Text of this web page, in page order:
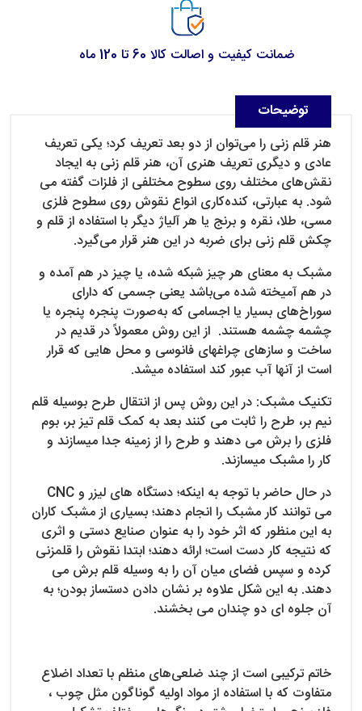
ضمانت کیفیت و اصالت کالا 60 تا 120 ماه
توضیحات
هنر قلم زنی را می‌توان از دو بعد تعریف کرد؛ یکی تعریف
عادی و دیگری تعریف هنری آن، هنر قلم زنی به ایجاد
نقش‌های مختلف روی سطوح مختلفی از فلزات گفته می
شود. به عبارتی، کنده‌کاری انواع نقوش روی سطوح فلزی
مسی، طلا، نقره و برنج یا هر آلیاژ دیگر با استفاده از قلم و
چکش قلم زنی برای ضربه در این هنر قرار می‌گیرد.
مشبک به معنای هر چیز شبکه شده، یا چیز در هم آمده و
در هم آمیخته شده می‌باشد یعنی جسمی که دارای
سوراخ‌های بسیار یا اجسامی که به‌صورت پنجره پنجره یا
چشمه چشمه هستند. از این روش معمولاً در قدیم در
ساخت و سازهای چراغ­های فانوسی و محل هایی که قرار
است از آنها آب عبور کند استفاده می­شد.
تکنیک مشبک: در این روش پس از انتقال طرح بوسیله قلم
نیم بر، طرح را ثابت می کنند بعد به کمک قلم تیز بر، بوم
فلزی را برش می دهند و طرح را از زمینه جدا میسازند و
کار را مشبک میسازند.
در حال حاضر با توجه به اینکه؛ دستگاه های لیزر و CNC
می توانند کار مشبک را انجام دهند؛ بسیاری از مشبک کاران
به این منظور که اثر خود را به عنوان صنایع دستی و اثری
که نتیجه کار دست است؛ ارائه دهند؛ ابتدا نقوش را قلمزنی
کرده و سپس فضای میان آن را به وسیله قلم برش می
دهند. به این شکل علاوه بر نشان دادن دستساز بودن؛ به
آن جلوه ای دو چندان می بخشند.
خاتم ترکیبی است از چند ضلعی‌های منظم با تعداد اضلاع
متفاوت که با استفاده از مواد اولیه گوناگون مثل چوب ،